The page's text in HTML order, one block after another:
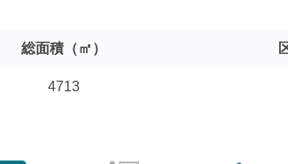
総面積（㎡）
4713